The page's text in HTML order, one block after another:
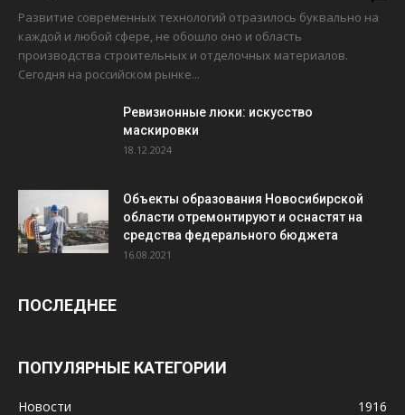
Развитие современных технологий отразилось буквально на
каждой и любой сфере, не обошло оно и область
производства строительных и отделочных материалов.
Сегодня на российском рынке...
Ревизионные люки: искусство
маскировки
18.12.2024
Объекты образования Новосибирской
области отремонтируют и оснастят на
средства федерального бюджета
16.08.2021
ПОСЛЕДНЕЕ
ПОПУЛЯРНЫЕ КАТЕГОРИИ
Новости 1916